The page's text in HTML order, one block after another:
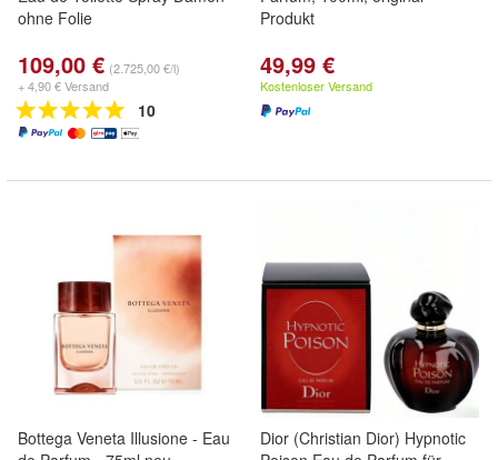
ohne Folie
109,00 € (2.725,00 €/l)
+ 4,90 € Versand
10
Produkt
49,99 €
Kostenloser Versand
Bottega Veneta Illusione - Eau
Dior (Christian Dior) Hypnotic